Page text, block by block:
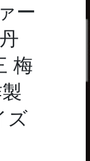
ー
梅
ズ